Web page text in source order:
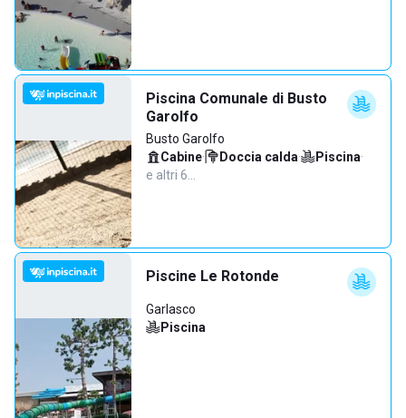
Piscina Comunale di Busto
Garolfo
Busto Garolfo
Cabine· Doccia calda· Piscina·
e altri 6…
Piscine Le Rotonde
Garlasco
Piscina